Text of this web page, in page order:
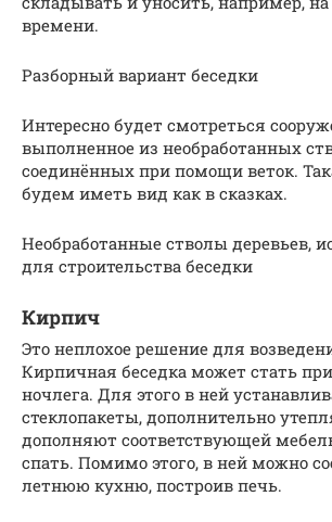
времени.
Разборный вариант беседки
Интересно будет смотреться
выполненное из необработанных
соединённых при помощи веток.
будем иметь вид как в сказках.
Необработанные стволы деревьев,
для строительства беседки
Кирпич
Это неплохое решение для
Кирпичная беседка может стать
ночлега. Для этого в ней
стеклопакеты, дополнительно
дополняют соответствующей
спать. Помимо этого, в ней можно
летнюю кухню, построив печь.